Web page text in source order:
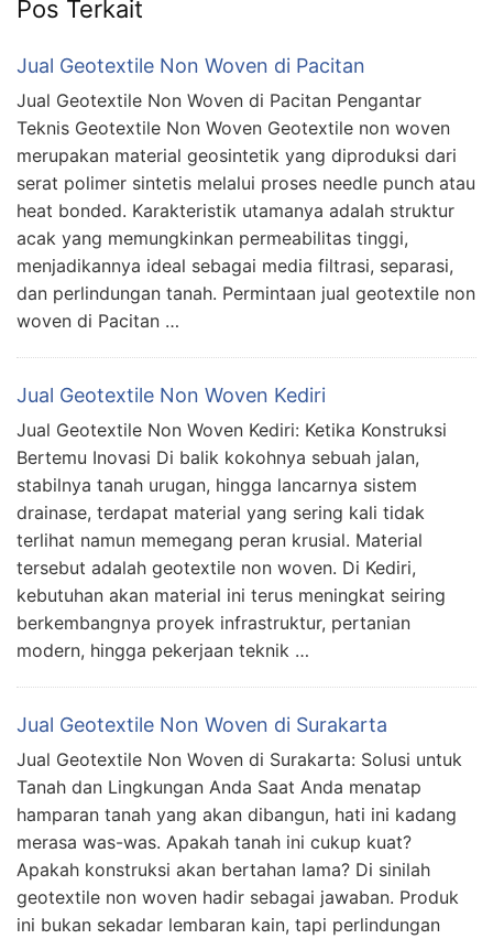
Pos Terkait
Jual Geotextile Non Woven di Pacitan
Jual Geotextile Non Woven di Pacitan Pengantar
Teknis Geotextile Non Woven Geotextile non woven
merupakan material geosintetik yang diproduksi dari
serat polimer sintetis melalui proses needle punch atau
heat bonded. Karakteristik utamanya adalah struktur
acak yang memungkinkan permeabilitas tinggi,
menjadikannya ideal sebagai media filtrasi, separasi,
dan perlindungan tanah. Permintaan jual geotextile non
woven di Pacitan …
Jual Geotextile Non Woven Kediri
Jual Geotextile Non Woven Kediri: Ketika Konstruksi
Bertemu Inovasi Di balik kokohnya sebuah jalan,
stabilnya tanah urugan, hingga lancarnya sistem
drainase, terdapat material yang sering kali tidak
terlihat namun memegang peran krusial. Material
tersebut adalah geotextile non woven. Di Kediri,
kebutuhan akan material ini terus meningkat seiring
berkembangnya proyek infrastruktur, pertanian
modern, hingga pekerjaan teknik …
Jual Geotextile Non Woven di Surakarta
Jual Geotextile Non Woven di Surakarta: Solusi untuk
Tanah dan Lingkungan Anda Saat Anda menatap
hamparan tanah yang akan dibangun, hati ini kadang
merasa was-was. Apakah tanah ini cukup kuat?
Apakah konstruksi akan bertahan lama? Di sinilah
geotextile non woven hadir sebagai jawaban. Produk
ini bukan sekadar lembaran kain, tapi perlindungan